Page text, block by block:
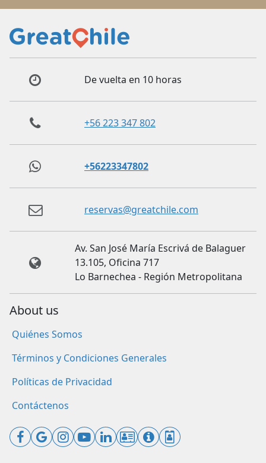
De vuelta en 10 horas
+56 223 347 802
+56223347802
reservas@greatchile.com
Av. San José María Escrivá de Balaguer
13.105, Oficina 717
Lo Barnechea - Región Metropolitana
About us
Quiénes Somos
Términos y Condiciones Generales
Políticas de Privacidad
Contáctenos